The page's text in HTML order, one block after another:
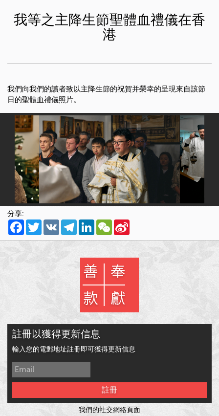
我等之主降生節聖體血禮儀在香
港
我們向我們的讀者致以主降生節的祝賀并榮幸的呈現來自該節
日的聖體血禮儀照片。
分享:
Facebook
TwitterVK TelegramLinkedInWeChat
註冊以獲得更新信息
輸入您的電郵地址註冊即可獲得更新信息
註冊
我們的社交網絡頁面